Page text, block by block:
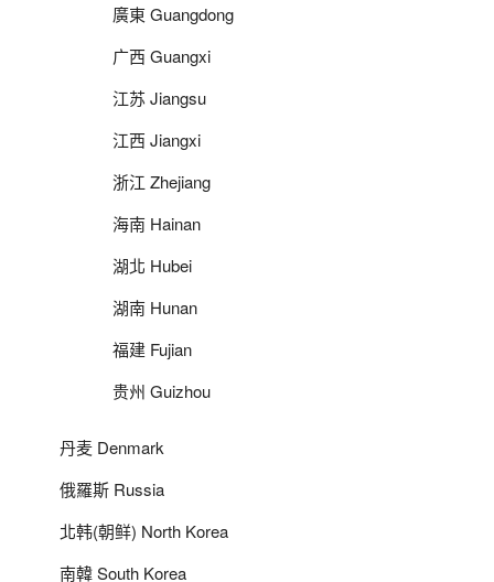
廣東 Guangdong
广西 Guangxi
江苏 Jiangsu
江西 Jiangxi
浙江 Zhejiang
海南 Hainan
湖北 Hubei
湖南 Hunan
福建 Fujian
贵州 Guizhou
丹麦 Denmark
俄羅斯 Russia
北韩(朝鲜) North Korea
南韓 South Korea